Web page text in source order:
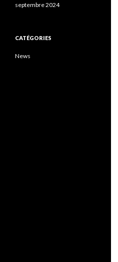
septembre 2024
CATÉGORIES
News